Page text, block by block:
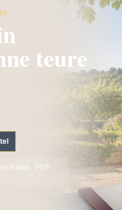
teure
Paket · PDF,